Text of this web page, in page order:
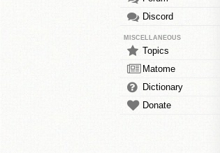
Discord
MISCELLANEOUS
Topics
Matome
Dictionary
Donate